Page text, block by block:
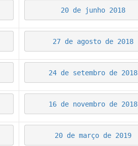
20 de junho 2018
27 de agosto de 2018
24 de setembro de 2018
16 de novembro de 2018
20 de março de 2019